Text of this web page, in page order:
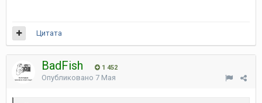
Цитата
BadFish 1 452
Опубликовано 7 Мая